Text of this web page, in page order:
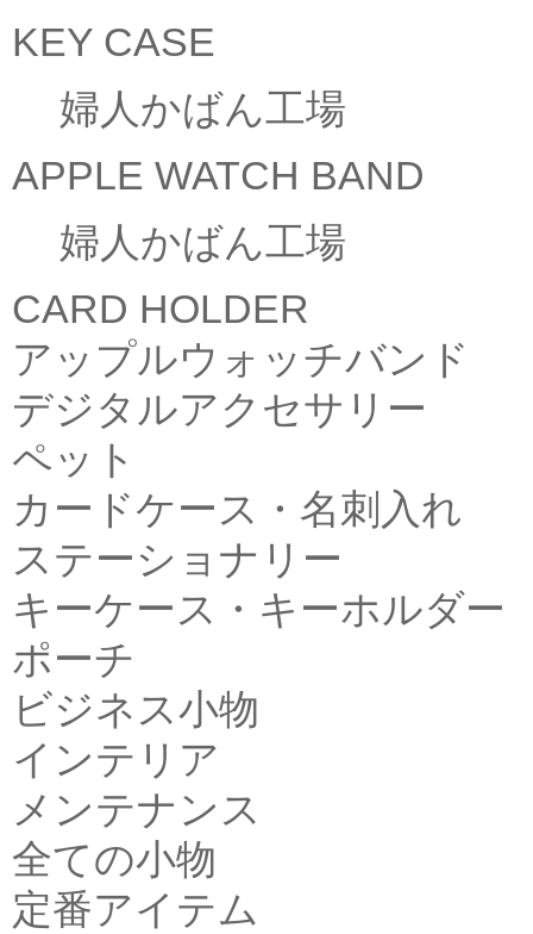
KEY CASE
婦人かばん工場
APPLE WATCH BAND
婦人かばん工場
CARD HOLDER
アップルウォッチバンド
デジタルアクセサリー
ペット
カードケース・名刺入れ
ステーショナリー
キーケース・キーホルダー
ポーチ
ビジネス小物
インテリア
メンテナンス
全ての小物
定番アイテム